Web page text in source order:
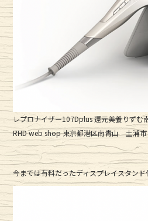
レプロナイザー107Dplus 還元美養りず
RHD web shop 東京都港区南青山 土浦
今までは有料だったディスプレイスタンド